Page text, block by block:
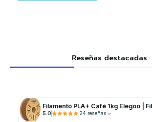
Reseñas destacadas
Filamento PLA+ Café 1kg Elegoo |
5.0 24 reseñas